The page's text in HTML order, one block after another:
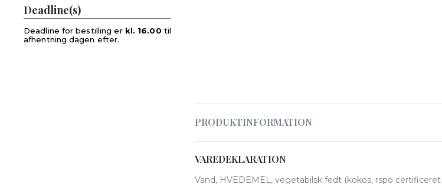
PRODUKTINFORMATION
VAREDEKLARATION
Vand, HVEDEMEL, vegetabilsk fedt (kokos, rspo
Deadline(s)
Deadline for bestilling er kl. 16.00 til
afhentning dagen efter.